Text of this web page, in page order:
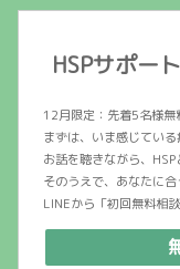
HSPサポー
12月限定：先着5名様無
まずは、いま感じてい
お話を聴きながら、
そのうえで、あなたに
LINEから「初回無料相